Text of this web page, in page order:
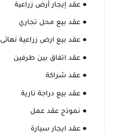
● عقد إيجار أرض زراعية
● عقد بيع محل تجاري
● عقد بيع ارض زراعية نهائى
● عقد اتفاق بين طرفين
● عقد شراكة
● عقد بيع دراجة نارية
● نموذج عقد عمل
● عقد ايجار سيارة